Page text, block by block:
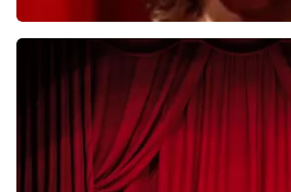
Esther van der Voort
laatste 30 minuten
BESTEL NU